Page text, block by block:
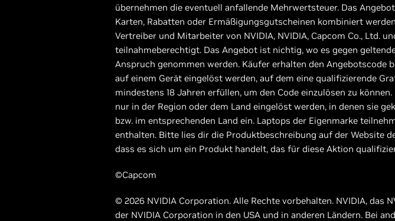
übernehmen die eventuell anfallende Mehrwertsteuer. Das
Karten, Rabatten oder Ermäßigungsgutscheinen kombiniert
Vertreiber und Mitarbeiter von NVIDIA, NVIDIA, Capcom Co., Ltd.
teilnahmeberechtigt. Das Angebot ist nichtig, wo es gegen
Anspruch genommen werden. Käufer erhalten den Angebotscode
auf einem Gerät eingelöst werden, auf dem eine qualifizierende
mindestens 18 Jahren erfüllen, um den Code einzulösen zu
nur in der Region oder dem Land eingelöst werden, in denen sie
bzw. im entsprechenden Land ein. Laptops der Eigenmarke
enthalten. Bitte lies dir die Produktbeschreibung auf der Website
dass es sich um ein Produkt handelt, das für diese Aktion
©Capcom
© 2026 NVIDIA Corporation. Alle Rechte vorbehalten. NVIDIA, das
der NVIDIA Corporation in den USA und in anderen Ländern. Bei